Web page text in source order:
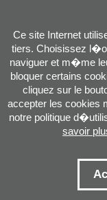
Conditions d'Utilisation
Ce site Internet
tiers. Choisissez
naviguer et m�me
bloquer certains
cliquez sur le
accepter les cookies
notre politique
savoir